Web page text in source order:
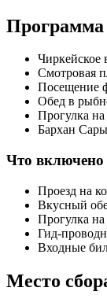
Программа
Чиркейское
Смотровая
Посещение
Обед в
Прогулка
Бархан
Что включено
Проезд на
Вкусный
Прогулка на
Гид-
Входные
Место